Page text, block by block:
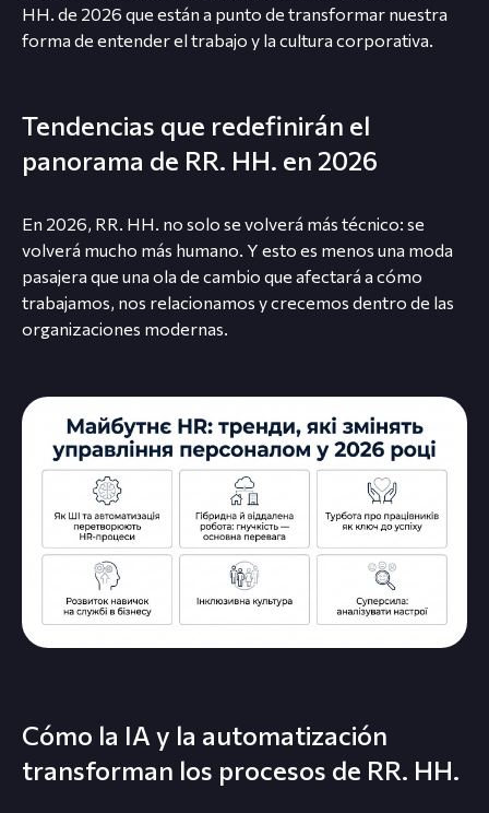
HH. de 2026 que están a punto de transformar nuestra
forma de entender el trabajo y la cultura corporativa.
Tendencias que redefinirán el
panorama de RR. HH. en 2026
En 2026, RR. HH. no solo se volverá más técnico: se
volverá mucho más humano. Y esto es menos una moda
pasajera que una ola de cambio que afectará a cómo
trabajamos, nos relacionamos y crecemos dentro de las
organizaciones modernas.
Cómo la IA y la automatización
transforman los procesos de RR. HH.